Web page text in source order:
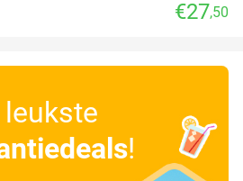
€27,50
!